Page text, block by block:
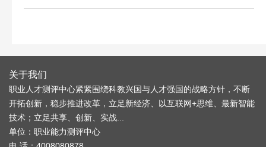
关于我们
职业人才测评中心紧紧围绕科教兴国与人才强国的战略方针，不断
开拓创新，稳步推进改革，立足新经济、以互联网+思维、最新智能
技术；立足共享、创新、实战...
单位：职业能力测评中心